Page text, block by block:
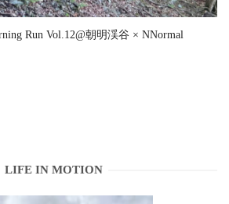
Run Vol.12@朝明渓谷 × NNormal
LIFE IN MOTION